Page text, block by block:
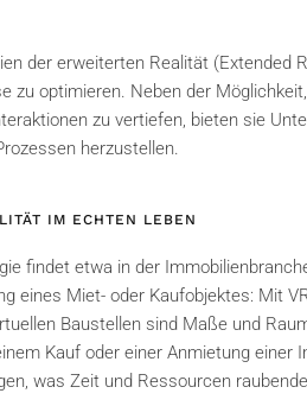
der erweiterten Realität (Extended
zu optimieren. Neben der
zu vertiefen, bieten sie
herzustellen.
IM ECHTEN LEBEN
findet etwa in der
eines Miet- oder Kaufobjektes: Mit
Baustellen sind Maße und
Kauf oder einer Anmietung
was Zeit und Ressourcen